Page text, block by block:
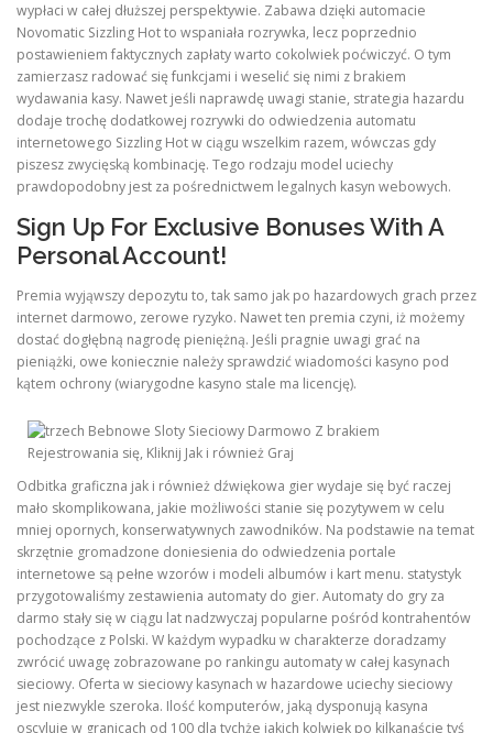
wypłaci w całej dłuższej perspektywie. Zabawa dzięki automacie
Novomatic Sizzling Hot to wspaniała rozrywka, lecz poprzednio
postawieniem faktycznych zapłaty warto cokolwiek poćwiczyć. O tym
zamierzasz radować się funkcjami i weselić się nimi z brakiem
wydawania kasy. Nawet jeśli naprawdę uwagi stanie, strategia hazardu
dodaje trochę dodatkowej rozrywki do odwiedzenia automatu
internetowego Sizzling Hot w ciągu wszelkim razem, wówczas gdy
piszesz zwycięską kombinację. Tego rodzaju model uciechy
prawdopodobny jest za pośrednictwem legalnych kasyn webowych.
Sign Up For Exclusive Bonuses With A
Personal Account!
Premia wyjąwszy depozytu to, tak samo jak po hazardowych grach przez
internet darmowo, zerowe ryzyko. Nawet ten premia czyni, iż możemy
dostać dogłębną nagrodę pieniężną. Jeśli pragnie uwagi grać na
pieniążki, owe koniecznie należy sprawdzić wiadomości kasyno pod
kątem ochrony (wiarygodne kasyno stale ma licencję).
Odbitka graficzna jak i również dźwiękowa gier wydaje się być raczej
mało skomplikowana, jakie możliwości stanie się pozytywem w celu
mniej opornych, konserwatywnych zawodników. Na podstawie na temat
skrzętnie gromadzone doniesienia do odwiedzenia portale
internetowe są pełne wzorów i modeli albumów i kart menu. statystyk
przygotowaliśmy zestawienia automaty do gier. Automaty do gry za
darmo stały się w ciągu lat nadzwyczaj popularne pośród kontrahentów
pochodzące z Polski. W każdym wypadku w charakterze doradzamy
zwrócić uwagę zobrazowane po rankingu automaty w całej kasynach
sieciowy. Oferta w sieciowy kasynach w hazardowe uciechy sieciowy
jest niezwykle szeroka. Ilość komputerów, jaką dysponują kasyna
oscyluje w granicach od 100 dla tychże jakich kolwiek po kilkanaście tyś